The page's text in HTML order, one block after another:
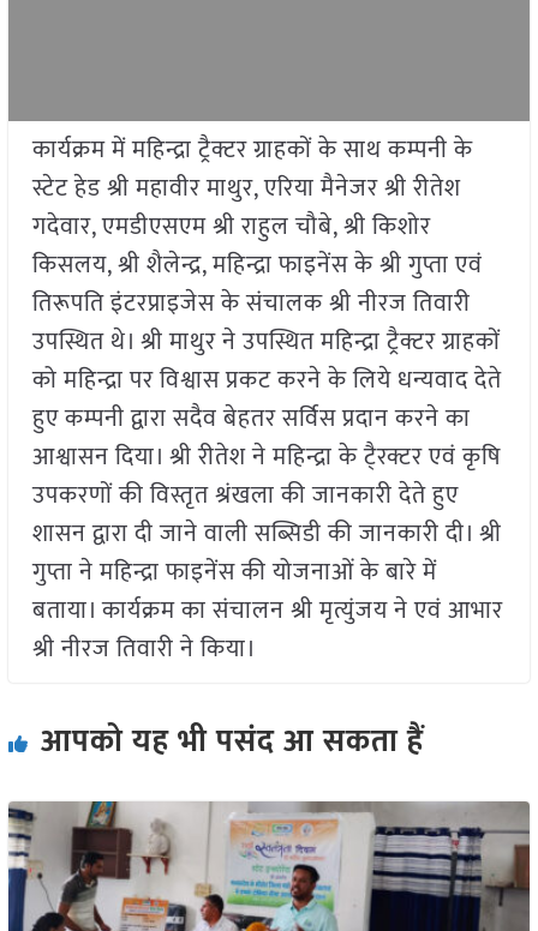
कार्यक्रम में महिन्द्रा ट्रैक्टर ग्राहकों के साथ कम्पनी के
स्टेट हेड श्री महावीर माथुर, एरिया मैनेजर श्री रीतेश
गदेवार, एमडीएसएम श्री राहुल चौबे, श्री किशोर
किसलय, श्री शैलेन्द्र, महिन्द्रा फाइनेंस के श्री गुप्ता एवं
तिरूपति इंटरप्राइजेस के संचालक श्री नीरज तिवारी
उपस्थित थे। श्री माथुर ने उपस्थित महिन्द्रा ट्रैक्टर ग्राहकों
को महिन्द्रा पर विश्वास प्रकट करने के लिये धन्यवाद देते
हुए कम्पनी द्वारा सदैव बेहतर सर्विस प्रदान करने का
आश्वासन दिया। श्री रीतेश ने महिन्द्रा के टै्रक्टर एवं कृषि
उपकरणों की विस्तृत श्रंखला की जानकारी देते हुए
शासन द्वारा दी जाने वाली सब्सिडी की जानकारी दी। श्री
गुप्ता ने महिन्द्रा फाइनेंस की योजनाओं के बारे में
बताया। कार्यक्रम का संचालन श्री मृत्युंजय ने एवं आभार
श्री नीरज तिवारी ने किया।
आपको यह भी पसंद आ सकता हैं